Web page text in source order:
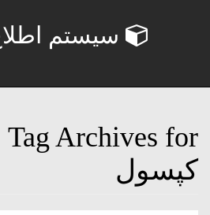
سیستم
کپسول